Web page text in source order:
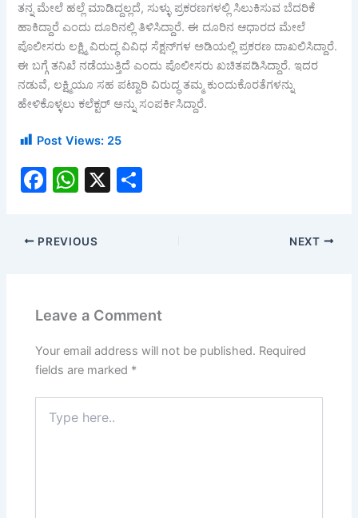
ತನ್ನ ಮೇಲೆ ಹಲ್ಲೆ ಮಾಡಿದ್ದಲ್ಲದೆ, ಸುಳ್ಳು ಪ್ರಕರಣಗಳಲ್ಲಿ ಸಿಲುಕಿಸುವ ಬೆದರಿಕೆ
ಹಾಕಿದ್ದಾರೆ ಎಂದು ದೂರಿನಲ್ಲಿ ತಿಳಿಸಿದ್ದಾರೆ. ಈ ದೂರಿನ ಆಧಾರದ ಮೇಲೆ
ಪೊಲೀಸರು ಲಕ್ಷ್ಮಿ ವಿರುದ್ಧ ವಿವಿಧ ಸೆಕ್ಷನ್‌ಗಳ ಅಡಿಯಲ್ಲಿ ಪ್ರಕರಣ ದಾಖಲಿಸಿದ್ದಾರೆ.
ಈ ಬಗ್ಗೆ ತನಿಖೆ ನಡೆಯುತ್ತಿದೆ ಎಂದು ಪೊಲೀಸರು ಖಚಿತಪಡಿಸಿದ್ದಾರೆ. ಇದರ
ನಡುವೆ, ಲಕ್ಷ್ಮಿಯೂ ಸಹ ಪಟ್ವಾರಿ ವಿರುದ್ಧ ತಮ್ಮ ಕುಂದುಕೊರತೆಗಳನ್ನು
ಹೇಳಿಕೊಳ್ಳಲು ಕಲೆಕ್ಟರ್ ಅನ್ನು ಸಂಪರ್ಕಿಸಿದ್ದಾರೆ.
Post Views: 25
F
c
e
o
k
W
at
s
p
X
PREVIOUS NEXT
Leave a Comment
Your email address will not be published. Required
fields are marked *
here..